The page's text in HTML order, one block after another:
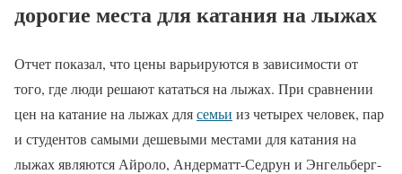
дорогие места для катания на лыжах
Отчет показал, что цены варьируются в зависимости от
того, где люди решают кататься на лыжах. При сравнении
цен на катание на лыжах длясемьи из четырех человек, пар
и студентов самыми дешевыми местами для катания на
лыжах являются Айроло, Андерматт-Седрун и Энгельберг-